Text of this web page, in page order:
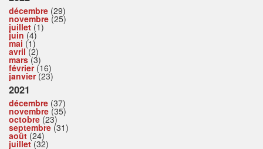
décembre (29)
novembre (25)
juillet (1)
juin (4)
mai (1)
avril(2)
mars(3)
février(16)
janvier(23)
2021
décembre (37)
novembre (35)
octobre (23)
septembre (31)
août (24)
juillet(32)